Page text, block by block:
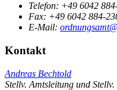
Telefon: +49 6042
Fax: +49 6042 884-
E-Mail:
Kontakt
Andreas Bechtold
Stellv. Amtsleitung und